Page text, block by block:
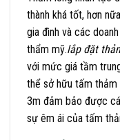
thành khá tốt, hơn
gia đình và các
thẩm mỹ.lắp đặt
với mức giá tầm
thể sở hữu tấm
3m đảm bảo được
sự êm ái của tấm